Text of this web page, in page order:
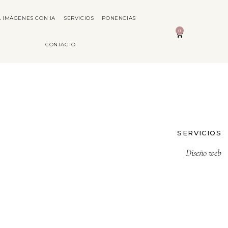
IMÁGENES CON IA SERVICIOS PONENCIAS
CONTACTO
0
SERVICIOS
Diseño web